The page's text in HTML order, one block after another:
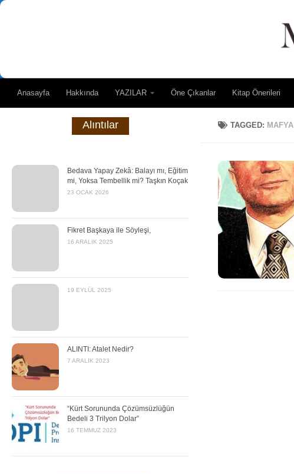
Anasayfa Hakkında YAZILAR Öne Çıkanlar Kitap Önerileri
TAGGED: MAFYA
Alıntılar
Bedava Yapay Zekâ: Balayı mı, Eğitim
mi, Yoksa Tembellik mi? Taşkın Koçak
23 OCAK 2026
Fikret Başkaya ile Söyleşi,
16 ARALIK 2025
19 EYLÜL 2025
ALINTI: Atalet Nedir?
7 ARALIK 2023
“Kürt Sorununda Çözümsüzlüğün
Bedeli 3 Trilyon Dolar”
16 TEMMUZ 2023